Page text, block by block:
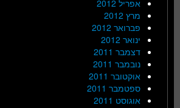
אפריל 2012
מרץ 2012
פברואר 2012
ינואר 2012
דצמבר 2011
נובמבר 2011
אוקטובר 2011
ספטמבר 2011
אוגוסט 2011